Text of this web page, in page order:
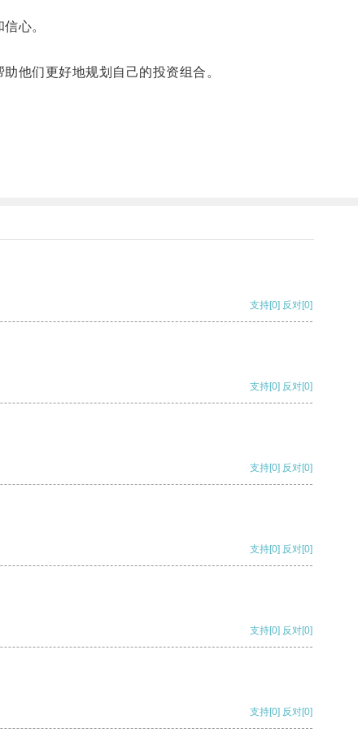
心。
他们更好地规划自己的投资组合。
支持[0] 反对[0]
支持[0] 反对[0]
支持[0] 反对[0]
支持[0] 反对[0]
支持[0] 反对[0]
支持[0] 反对[0]